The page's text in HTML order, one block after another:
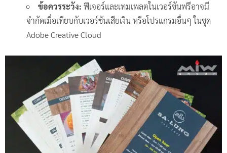
ข้อควรระวัง: ฟีเจอร์และเทมเพลตในเวอร์ชันฟรีอาจมี
จำกัดเมื่อเทียบกับเวอร์ชันเสียเงิน หรือโปรแกรมอื่นๆ ในชุด
Adobe Creative Cloud